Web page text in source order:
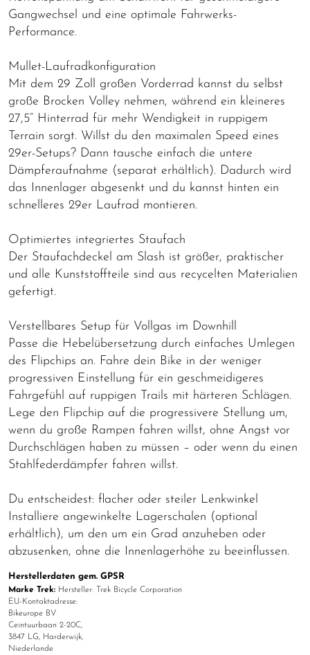
Gangwechsel und eine optimale Fahrwerks-
Performance.
Mullet-Laufradkonfiguration
Mit dem 29 Zoll großen Vorderrad kannst du selbst
große Brocken Volley nehmen, während ein kleineres
27,5“ Hinterrad für mehr Wendigkeit in ruppigem
Terrain sorgt. Willst du den maximalen Speed eines
29er-Setups? Dann tausche einfach die untere
Dämpferaufnahme (separat erhältlich). Dadurch wird
das Innenlager abgesenkt und du kannst hinten ein
schnelleres 29er Laufrad montieren.
Optimiertes integriertes Staufach
Der Staufachdeckel am Slash ist größer, praktischer
und alle Kunststoffteile sind aus recycelten Materialien
gefertigt.
Verstellbares Setup für Vollgas im Downhill
Passe die Hebelübersetzung durch einfaches Umlegen
des Flipchips an. Fahre dein Bike in der weniger
progressiven Einstellung für ein geschmeidigeres
Fahrgefühl auf ruppigen Trails mit härteren Schlägen.
Lege den Flipchip auf die progressivere Stellung um,
wenn du große Rampen fahren willst, ohne Angst vor
Durchschlägen haben zu müssen – oder wenn du einen
Stahlfederdämpfer fahren willst.
Du entscheidest: flacher oder steiler Lenkwinkel
Installiere angewinkelte Lagerschalen (optional
erhältlich), um den um ein Grad anzuheben oder
abzusenken, ohne die Innenlagerhöhe zu beeinflussen.
Herstellerdaten gem. GPSR
Marke Trek: Hersteller: Trek Bicycle Corporation
EU-Kontaktadresse:
Bikeurope BV
Ceintuurbaan 2-20C,
3847 LG, Harderwijk,
Niederlande